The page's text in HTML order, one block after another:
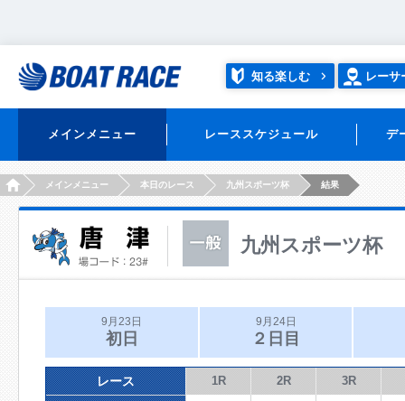
知る楽しむ レーサ
メインメニュー レーススケジュール デ
HOMEメインメニュー 本日のレース 九州スポーツ杯 結果
九州スポーツ杯
9月23日
初日
9月24日
２日目
レース 1R 2R 3R